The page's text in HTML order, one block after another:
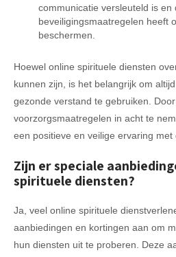
communicatie versleuteld is
beveiligingsmaatregelen heeft
beschermen.
Hoewel online spirituele diensten
kunnen zijn, is het belangrijk om
gezonde verstand te gebruiken.
voorzorgsmaatregelen in acht te
een positieve en veilige ervaring met
Zijn er speciale
spirituele diensten?
Ja, veel online spirituele
aanbiedingen en kortingen aan om
hun diensten uit te proberen. Deze